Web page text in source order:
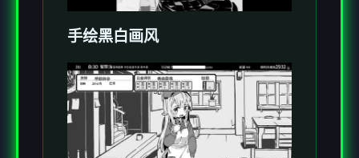
手绘黑白画风